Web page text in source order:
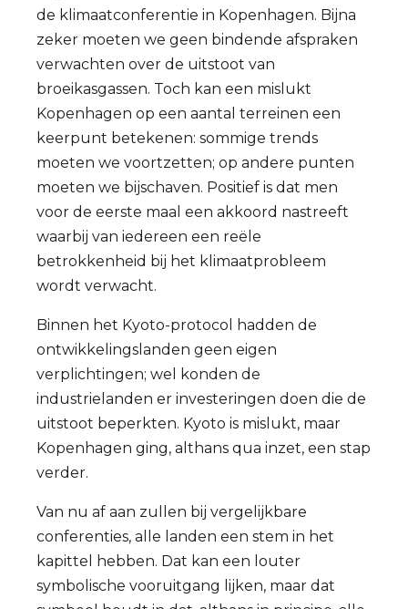
de klimaatconferentie in Kopenhagen. Bijna
zeker moeten we geen bindende afspraken
verwachten over de uitstoot van
broeikasgassen. Toch kan een mislukt
Kopenhagen op een aantal terreinen een
keerpunt betekenen: sommige trends
moeten we voortzetten; op andere punten
moeten we bijschaven. Positief is dat men
voor de eerste maal een akkoord nastreeft
waarbij van iedereen een reële
betrokkenheid bij het klimaatprobleem
wordt verwacht.
Binnen het Kyoto-protocol hadden de
ontwikkelingslanden geen eigen
verplichtingen; wel konden de
industrielanden er investeringen doen die de
uitstoot beperkten. Kyoto is mislukt, maar
Kopenhagen ging, althans qua inzet, een stap
verder.
Van nu af aan zullen bij vergelijkbare
conferenties, alle landen een stem in het
kapittel hebben. Dat kan een louter
symbolische vooruitgang lijken, maar dat